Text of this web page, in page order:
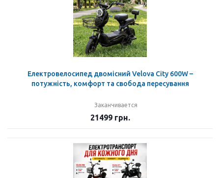
Електровелосипед двомісний Velova City 600W –
потужність, комфорт та свобода пересування
Заканчивается
21499 грн.